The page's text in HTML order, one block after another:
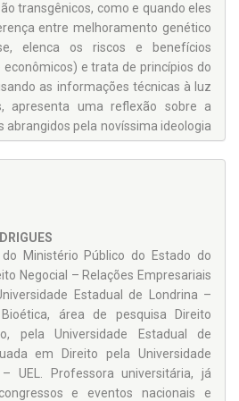
transgênicos, como e quando eles
entre melhoramento genético
elenca os riscos e benefícios
e trata de princípios do
as informações técnicas à luz
apresenta uma reflexão sobre a
abrangidos pela novíssima ideologia
Ministério Público do Estado do
Negocial – Relações Empresariais
Estadual de Londrina –
área de pesquisa Direito
pela Universidade Estadual de
em Direito pela Universidade
UEL. Professora universitária, já
e eventos nacionais e